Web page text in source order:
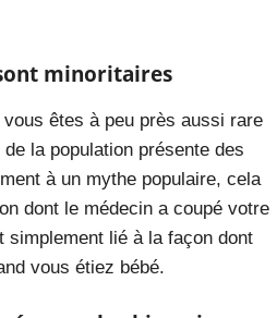
minoritaires
êtes à peu près aussi rare
de la population présente des
à un mythe populaire, cela
dont le médecin a coupé votre
simplement lié à la façon dont
vous étiez bébé.